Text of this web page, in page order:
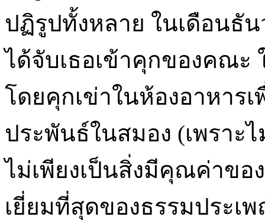
ปฏิรูปทั้งหลาย ในเดือนธั
ได้จับเธอเข้าคุกของคณะ
โดยคุกเข่าในห้องอาหาร
ประพันธ์ในสมอง (เพราะ
ไม่เพียงเป็นสิ่งมีคุณค่าข
เยี่ยมที่สุดของธรรมประเ